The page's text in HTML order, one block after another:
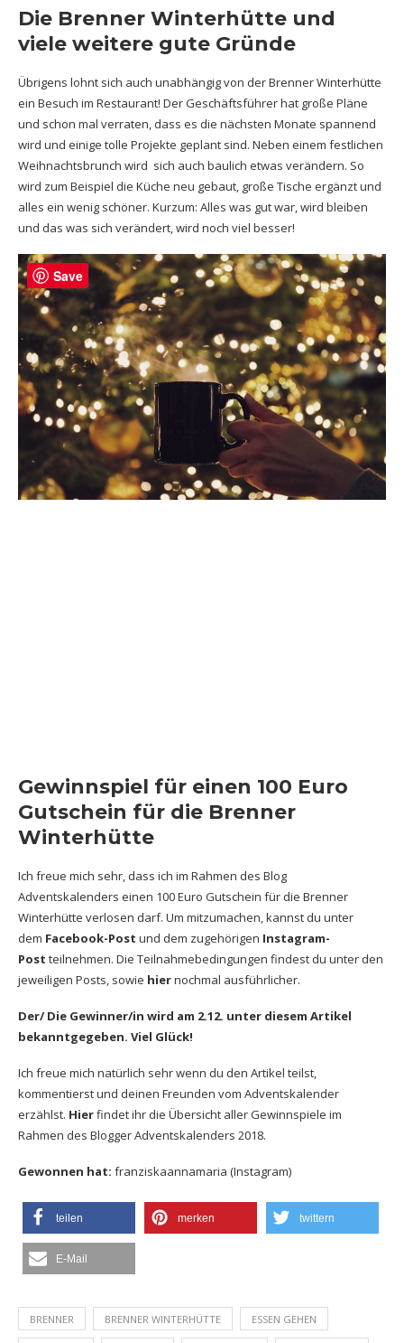
Die Brenner Winterhütte und
viele weitere gute Gründe
Übrigens lohnt sich auch unabhängig von der Brenner Winterhütte
ein Besuch im Restaurant! Der Geschäftsführer hat große Pläne
und schon mal verraten, dass es die nächsten Monate spannend
wird und einige tolle Projekte geplant sind. Neben einem festlichen
Weihnachtsbrunch wird sich auch baulich etwas verändern. So
wird zum Beispiel die Küche neu gebaut, große Tische ergänzt und
alles ein wenig schöner. Kurzum: Alles was gut war, wird bleiben
und das was sich verändert, wird noch viel besser!
Gewinnspiel für einen 100 Euro
Gutschein für die Brenner
Winterhütte
Ich freue mich sehr, dass ich im Rahmen des Blog
Adventskalenders einen 100 Euro Gutschein für die Brenner
Winterhütte verlosen darf. Um mitzumachen, kannst du unter
dem Facebook-Post und dem zugehörigen Instagram-
Post teilnehmen. Die Teilnahmebedingungen findest du unter den
jeweiligen Posts, sowie hiernochmal ausführlicher.
Der/ Die Gewinner/in wird am 2.12. unter diesem Artikel
bekanntgegeben. Viel Glück!
Ich freue mich natürlich sehr wenn du den Artikel teilst,
kommentierst und deinen Freunden vom Adventskalender
erzählst. Hierfindet ihr die Übersicht aller Gewinnspiele im
Rahmen des Blogger Adventskalenders 2018.
Gewonnen hat: franziskaannamaria (Instagram)
teilen merken twittern
E-Mail
BRENNER BRENNER WINTERHÜTTE ESSEN GEHEN
Save